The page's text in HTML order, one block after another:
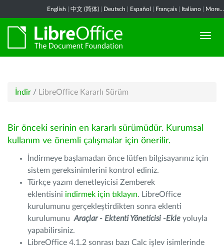
English 中文 (简体) Deutsch Español Français Italiano More...
İndir / LibreOffice Kararlı Sürüm
Bir önceki serinin en kararlı sürümüdür. Kurumsal
kullanım ve önemli çalışmalar için önerilir.
İndirmeye başlamadan önce lütfen bilgisayarınız için
sistem gereksinimlerini kontrol ediniz.
Türkçe yazım denetleyicisi Zemberek
eklentisini indirmek için tıklayın. LibreOffice
kurulumunu gerçekleştirdikten sonra eklenti
kurulumunu Araçlar - Ektenti Yöneticisi -Ekle yoluyla
yapabilirsiniz.
LibreOffice 4.1.2 sonrası bazı Calc işlev isimlerinde